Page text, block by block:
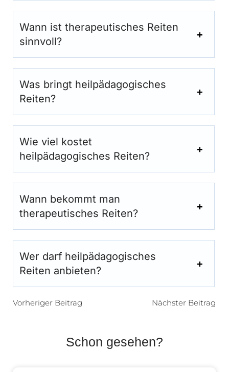
Wann ist therapeutisches Reiten
sinnvoll?
Was bringt heilpädagogisches
Reiten?
Wie viel kostet
heilpädagogisches Reiten?
Wann bekommt man
therapeutisches Reiten?
Wer darf heilpädagogisches
Reiten anbieten?
Vorheriger Beitrag Nächster Beitrag
Schon gesehen?